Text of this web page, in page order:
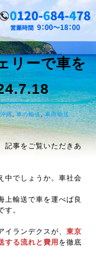
リーで車を
沖縄,車の輸送,車両輸送
記事をご覧いただきあ
中でしょうか。車社会
上輸送で車を運べば良
す。
ランデクスが、 東京
する流れと費用 を徹底